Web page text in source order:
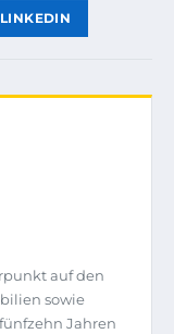
LINKEDIN
auf den
sowie
Jahren